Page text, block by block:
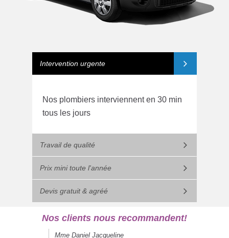
Intervention urgente
Nos plombiers interviennent en 30 min
tous les jours
Travail de qualité
Prix mini toute l'année
Devis gratuit & agréé
Nos clients nous recommandent!
Mme Daniel Jacqueline